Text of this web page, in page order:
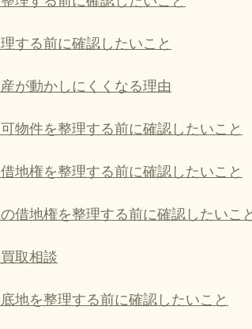
する前に確認したいこと
が動かしにくくなる理由
物件を整理する前に確認したいこと
地権を整理する前に確認したいこと
借地権を整理する前に確認したいこ
取相談
地を整理する前に確認したいこと